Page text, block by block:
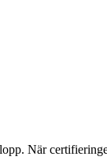
När